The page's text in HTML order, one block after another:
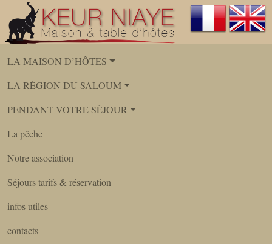
LA MAISON D’HÔTES
LA RÉGION DU SALOUM
PENDANT VOTRE SÉJOUR
La pêche
Notre association
Séjours tarifs & réservation
infos utiles
contacts